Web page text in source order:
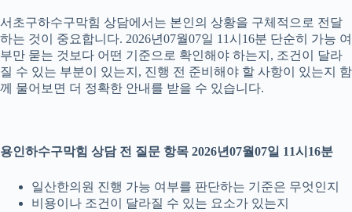
서초구하수구막힘 상담에서는 본인의 상황을 구체적으로 전달
하는 것이 중요합니다. 2026년07월07일 11시16분 단순히 가능 여
부만 묻는 것보다 어떤 기준으로 확인해야 하는지, 조건이 달라
질 수 있는 부분이 있는지, 진행 전 준비해야 할 사항이 있는지 함
께 물어보면 더 정확한 안내를 받을 수 있습니다.
용인하수구막힘 상담 전 질문 항목 2026년07월07일 11시16분
일산한의원 진행 가능 여부를 판단하는 기준은 무엇인지
비용이나 조건이 달라질 수 있는 요소가 있는지